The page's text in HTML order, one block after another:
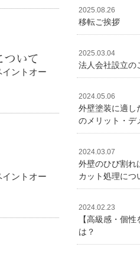
外壁塗装
いて
ントオー
地調整」
ントオー
は物足り
2025.08.26
移転ご挨拶
2025.03.04
法人会社設立の
2024.05.06
外壁塗装に適し
のメリット・デ
2024.03.07
外壁のひび割れ
カット処理につ
2024.02.23
【高級感・個
は？